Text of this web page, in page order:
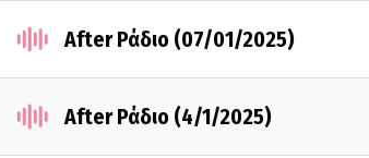
After Ράδιο (07/01/2025)
After Ράδιο (4/1/2025)